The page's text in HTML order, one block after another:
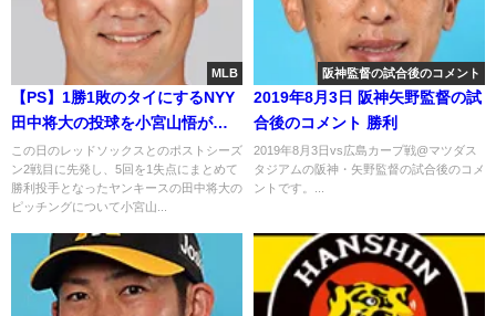
MLB
【PS】1勝1敗のタイにするNYY
田中将大の投球を小宮山悟が解
説 2018年10月8日
この日のレッドソックスとのポストシーズ
ン2戦目に先発し、5回を1失点にまとめて
勝利投手となったヤンキースの田中将大の
ピッチングについて小宮山...
阪神監督の試合後のコメント
2019年8月3日 阪神矢野監督の試
合後のコメント 勝利
2019年8月3日vs広島カープ戦@マツダス
タジアムの阪神・矢野監督の試合後のコメ
ントです。...